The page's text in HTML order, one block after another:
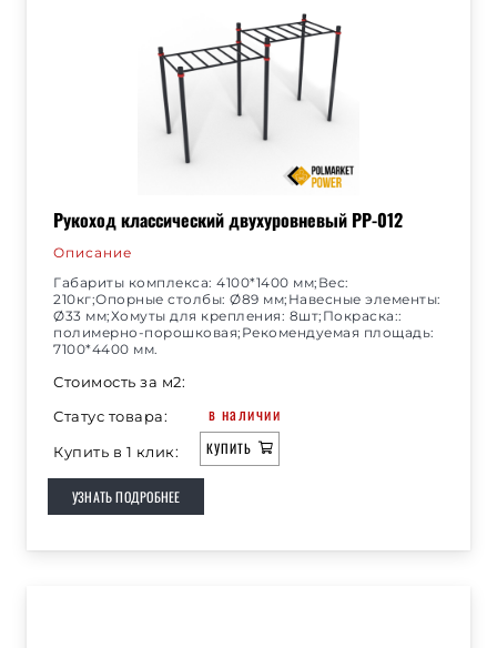
Рукоход классический двухуровневый РР-012
Описание
Габариты комплекса: 4100*1400 мм;Вес:
210кг;Опорные столбы: Ø89 мм;Навесные элементы:
Ø33 мм;Хомуты для крепления: 8шт;Покраска::
полимерно-порошковая;Рекомендуемая площадь:
7100*4400 мм.
Стоимость за м2:
Статус товара:
в наличии
Купить в 1 клик: КУПИТЬ
УЗНАТЬ ПОДРОБНЕЕ